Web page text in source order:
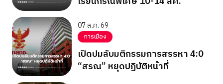
07 ส.ค. 69
การเมือง
เปิดปมลับมติกรรมการสรรหา 4:0
“สรณ” หยุดปฏิบัติหน้าที่